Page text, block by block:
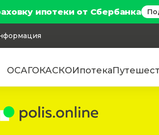
ипотеки от Сбербанка
ОСАГОКАСКОИпотека